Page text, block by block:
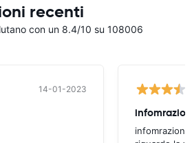
recenti
con un 8.4/10 su 108006
14-01-2023
infomrazioni